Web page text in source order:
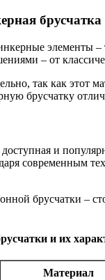
брусчатка
элементы –
– от
так как этот
брусчатку
и
современным
брусчатки –
и их
Материал